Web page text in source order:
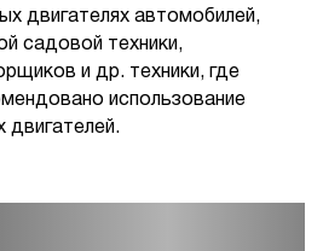
двигателях автомобилей,
садовой техники,
и др. техники, где
использование
двигателей.